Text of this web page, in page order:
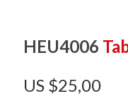
HEU4006
$25,00